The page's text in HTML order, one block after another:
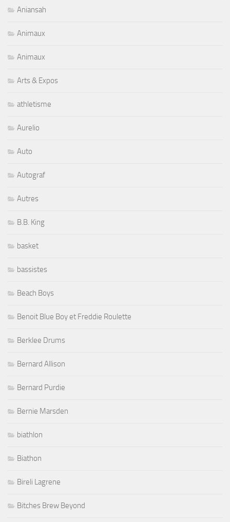
Aniansah
Animaux
Animaux
Arts & Expos
athletisme
Aurelio
Auto
Autograf
Autres
B.B. King
basket
bassistes
Beach Boys
Benoit Blue Boy et Freddie Roulette
Berklee Drums
Bernard Allison
Bernard Purdie
Bernie Marsden
biathlon
Biathon
Bireli Lagrene
Bitches Brew Beyond